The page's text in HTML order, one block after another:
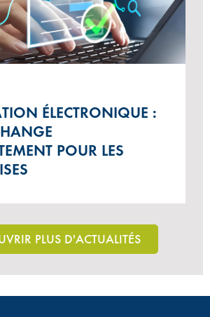
ÉLECTRONIQUE :
POUR LES
PLUS D'ACTUALITÉS